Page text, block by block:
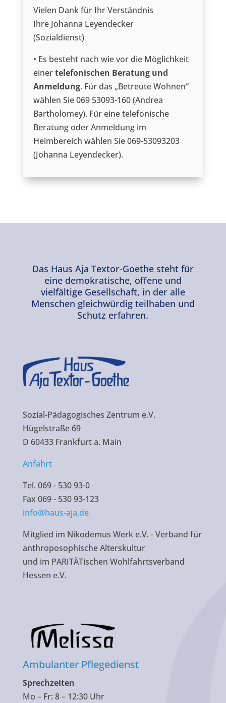
Vielen Dank für Ihr Verständnis
Ihre Johanna Leyendecker
(Sozialdienst)
• Es besteht nach wie vor die Möglichkeit
einertelefonischen Beratung und
Anmeldung. Für das „Betreute Wohnen“
wählen Sie 069 53093-160 (Andrea
Bartholomey). Für eine telefonische
Beratung oder Anmeldung im
Heimbereich wählen Sie 069-53093203
(Johanna Leyendecker).
Das Haus Aja Textor-Goethe steht für
eine demokratische, offene und
vielfältige Gesellschaft, in der alle
Menschen gleichwürdig teilhaben und
Schutz erfahren.
Sozial-Pädagogisches Zentrum e.V.
Hügelstraße 69
D 60433 Frankfurt a. Main
Anfahrt
Tel. 069 - 530 93-0
Fax 069 - 530 93-123
info@haus-aja.de
Mitglied im Nikodemus Werk e.V. - Verband für
anthroposophische Alterskultur
und im PARITÄTischen Wohlfahrtsverband
Hessen e.V.
Ambulanter Pflegedienst
Sprechzeiten
Mo – Fr: 8 – 12:30 Uhr